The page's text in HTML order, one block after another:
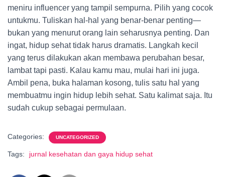
meniru influencer yang tampil sempurna. Pilih yang cocok
untukmu. Tuliskan hal-hal yang benar-benar penting—
bukan yang menurut orang lain seharusnya penting. Dan
ingat, hidup sehat tidak harus dramatis. Langkah kecil
yang terus dilakukan akan membawa perubahan besar,
lambat tapi pasti. Kalau kamu mau, mulai hari ini juga.
Ambil pena, buka halaman kosong, tulis satu hal yang
membuatmu ingin hidup lebih sehat. Satu kalimat saja. Itu
sudah cukup sebagai permulaan.
Categories: UNCATEGORIZED
Tags: jurnal kesehatan dan gaya hidup sehat